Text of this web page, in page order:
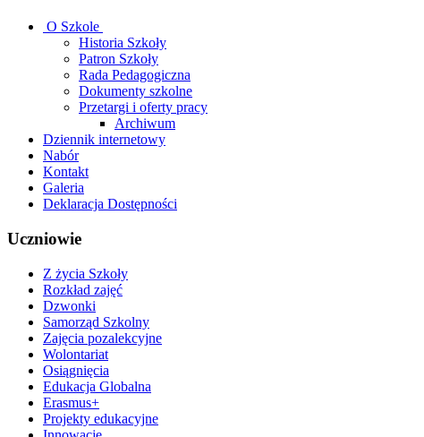
O Szkole
Historia Szkoły
Patron Szkoły
Rada Pedagogiczna
Dokumenty szkolne
Przetargi i oferty pracy
Archiwum
Dziennik internetowy
Nabór
Kontakt
Galeria
Deklaracja Dostępności
Uczniowie
Z życia Szkoły
Rozkład zajęć
Dzwonki
Samorząd Szkolny
Zajęcia pozalekcyjne
Wolontariat
Osiągnięcia
Edukacja Globalna
Erasmus+
Projekty edukacyjne